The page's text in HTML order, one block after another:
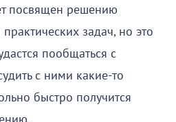
посвящен решению
задач, но это
пообщаться с
с ними какие-то
быстро получится